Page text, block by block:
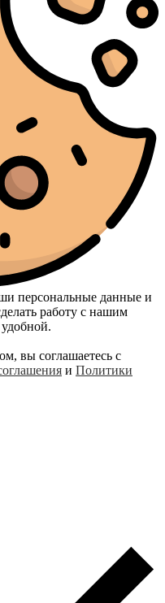
персональные данные и
работу с нашим
вы соглашаетесь с
и Политики